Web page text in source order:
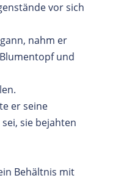
vor sich
nahm er
und
er seine
sie bejahten
Behältnis mit